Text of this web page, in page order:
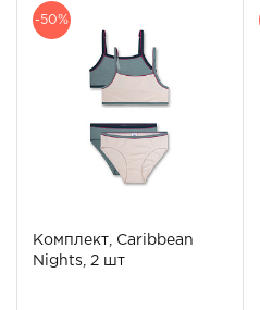
-50%
Комплект, Caribbean
Nights, 2 шт